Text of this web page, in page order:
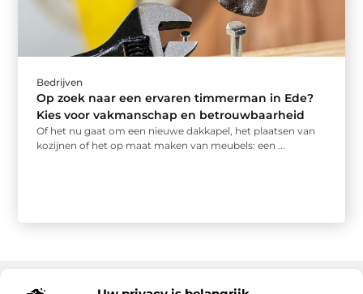
Bedrijven
Op zoek naar een ervaren timmerman in Ede?
Kies voor vakmanschap en betrouwbaarheid
Of het nu gaat om een nieuwe dakkapel, het plaatsen van
kozijnen of het op maat maken van meubels: een ...